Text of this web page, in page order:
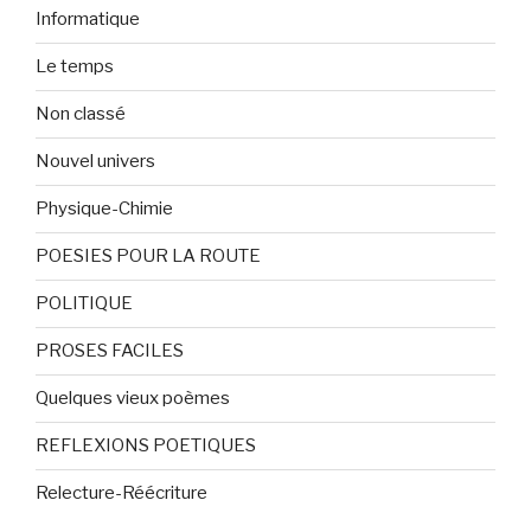
Informatique
Le temps
Non classé
Nouvel univers
Physique-Chimie
POESIES POUR LA ROUTE
POLITIQUE
PROSES FACILES
Quelques vieux poèmes
REFLEXIONS POETIQUES
Relecture-Réécriture